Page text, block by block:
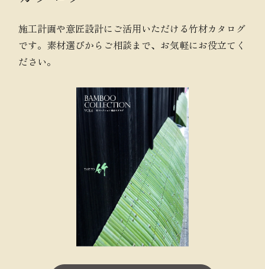
施工計画や意匠設計にご活用いただける竹材カタログ
です。素材選びからご相談まで、お気軽にお役立てく
ださい。